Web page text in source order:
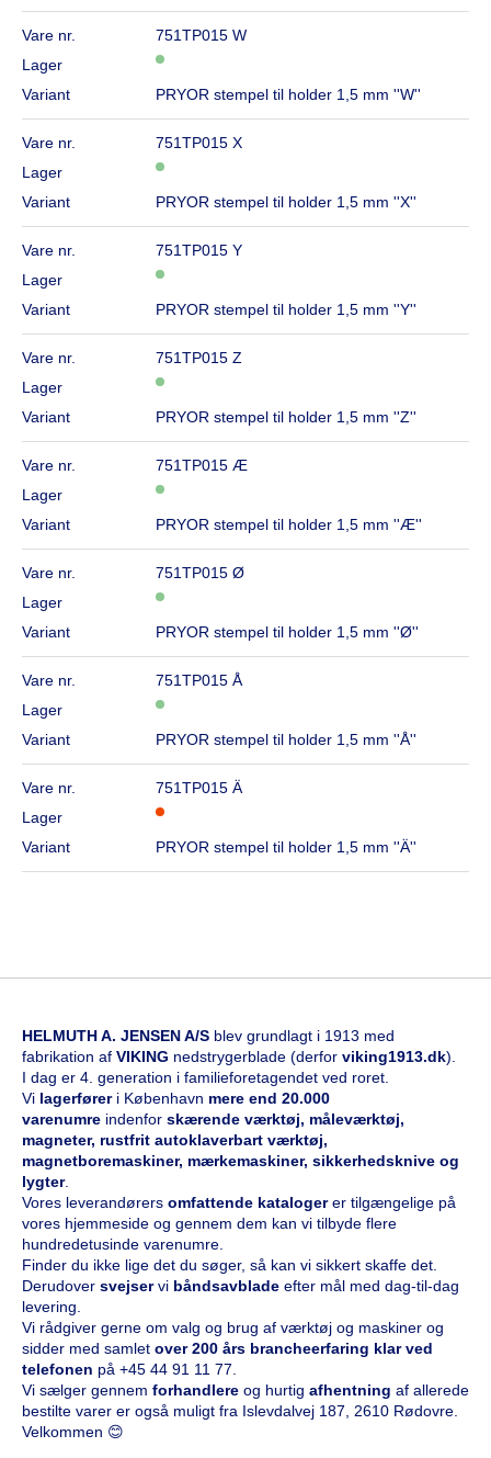
Vare nr.
751TP015 W
Lager
Variant
PRYOR stempel til holder 1,5 mm ''W''
Vare nr.
751TP015 X
Lager
Variant
PRYOR stempel til holder 1,5 mm ''X''
Vare nr.
751TP015 Y
Lager
Variant
PRYOR stempel til holder 1,5 mm ''Y''
Vare nr.
751TP015 Z
Lager
Variant
PRYOR stempel til holder 1,5 mm ''Z''
Vare nr.
751TP015 Æ
Lager
Variant
PRYOR stempel til holder 1,5 mm ''Æ''
Vare nr.
751TP015 Ø
Lager
Variant
PRYOR stempel til holder 1,5 mm ''Ø''
Vare nr.
751TP015 Å
Lager
Variant
PRYOR stempel til holder 1,5 mm ''Å''
Vare nr.
751TP015 Ä
Lager
Variant
PRYOR stempel til holder 1,5 mm ''Ä''
HELMUTH A. JENSEN A/S blev grundlagt i 1913 med
fabrikation af VIKING nedstrygerblade (derfor viking1913.dk).
I dag er 4. generation i familieforetagendet ved roret.
Vi lagerfører i København mere end 20.000
varenumre indenfor skærende værktøj, måleværktøj,
magneter, rustfrit autoklaverbart værktøj,
magnetboremaskiner, mærkemaskiner, sikkerhedsknive og
lygter.
Vores leverandørers omfattende katalogerer tilgængelige på
vores hjemmeside og gennem dem kan vi tilbyde flere
hundredetusinde varenumre.
Finder du ikke lige det du søger, så kan vi sikkert skaffe det.
Derudover svejservi båndsavblade efter mål med dag-til-dag
levering.
Vi rådgiver gerne om valg og brug af værktøj og maskiner og
sidder med samlet over 200 års brancheerfaring klar ved
telefonen på +45 44 91 11 77
Vi sælger gennem forhandlere og hurtig afhentning af allerede
bestilte varer er også muligt fra Islevdalvej 187, 2610 Rødovre.
Velkommen 😊